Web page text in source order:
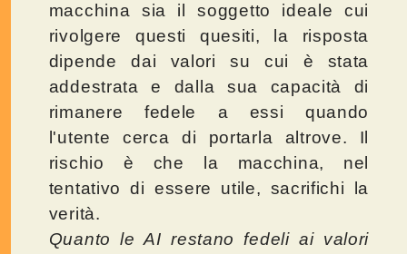
macchina sia il soggetto ideale cui
rivolgere questi quesiti, la risposta
dipende dai valori su cui è stata
addestrata e dalla sua capacità di
rimanere fedele a essi quando
l'utente cerca di portarla altrove. Il
rischio è che la macchina, nel
tentativo di essere utile, sacrifichi la
verità.
Quanto le AI restano fedeli ai valori